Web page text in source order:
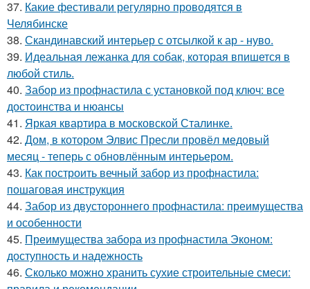
37. Какие фестивали регулярно проводятся в
Челябинске
38. Скандинавский интерьер с отсылкой к ар - нуво.
39. Идеальная лежанка для собак, которая впишется в
любой стиль.
40. Забор из профнастила с установкой под ключ: все
достоинства и нюансы
41. Яркая квартира в московской Сталинке.
42. Дом, в котором Элвис Пресли провёл медовый
месяц - теперь с обновлённым интерьером.
43. Как построить вечный забор из профнастила:
пошаговая инструкция
44. Забор из двустороннего профнастила: преимущества
и особенности
45. Преимущества забора из профнастила Эконом:
доступность и надежность
46. Сколько можно хранить сухие строительные смеси: